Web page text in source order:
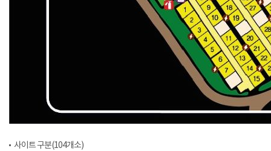
사이트 구분(104개소)